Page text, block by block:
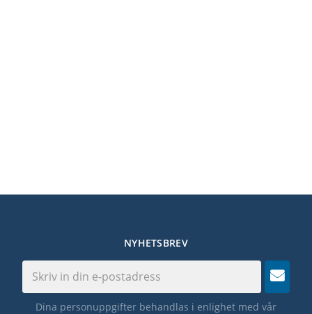
NYHETSBREV
Dina personuppgifter behandlas i enlighet med vår